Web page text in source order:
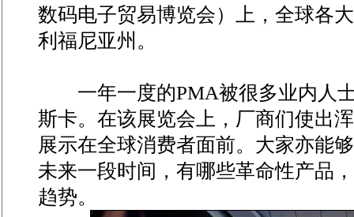
数码电子贸易博览会）上，全球各
利福尼亚州。
一年一度的PMA被很多业内人
斯卡。在该展览会上，厂商们使出
展示在全球消费者面前。大家亦能
未来一段时间，有哪些革命性产品
趋势。